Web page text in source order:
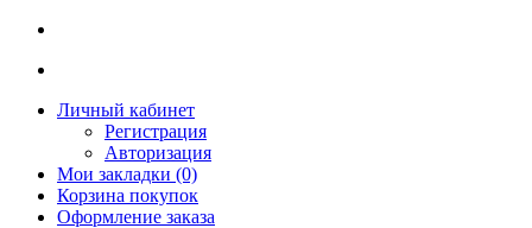
Личный кабинет
Регистрация
Авторизация
Мои закладки (0)
Корзина покупок
Оформление заказа